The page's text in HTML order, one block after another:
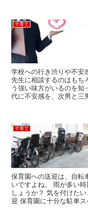
子育て
学校への行き渋りや不安
先生に相談するのはもち
う強い味方がいるのを知
代に不安感を、次男と三
子育て
保育園への送迎は、自転
いですよね。 雨が多い
しょうか？ 気を付けた
迎 保育園に十分な駐車ス